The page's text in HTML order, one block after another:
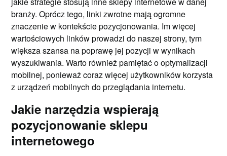
branży. Oprócz tego, linki zwrotne mają ogromne
znaczenie w kontekście pozycjonowania. Im więcej
wartościowych linków prowadzi do naszej strony, tym
większa szansa na poprawę jej pozycji w wynikach
wyszukiwania. Warto również pamiętać o optymalizacji
mobilnej, ponieważ coraz więcej użytkowników korzysta
z urządzeń mobilnych do przeglądania internetu.
Jakie narzędzia wspierają
pozycjonowanie sklepu
internetowego